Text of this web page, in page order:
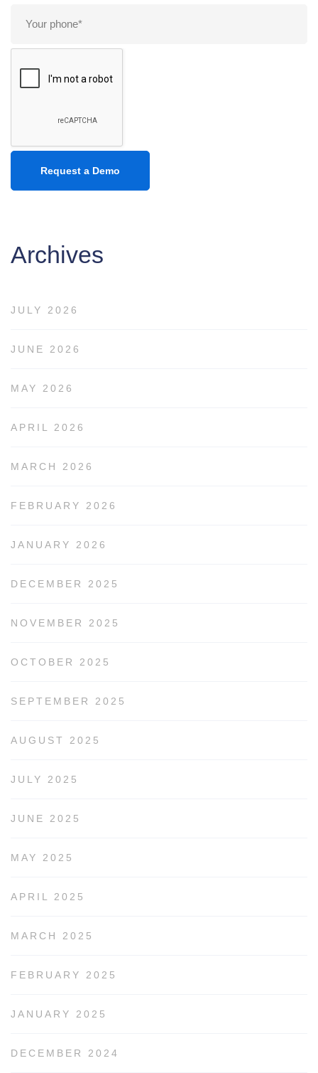
Archives
JULY 2026
JUNE 2026
MAY 2026
APRIL 2026
MARCH 2026
FEBRUARY 2026
JANUARY 2026
DECEMBER 2025
NOVEMBER 2025
OCTOBER 2025
SEPTEMBER 2025
AUGUST 2025
JULY 2025
JUNE 2025
MAY 2025
APRIL 2025
MARCH 2025
FEBRUARY 2025
JANUARY 2025
DECEMBER 2024